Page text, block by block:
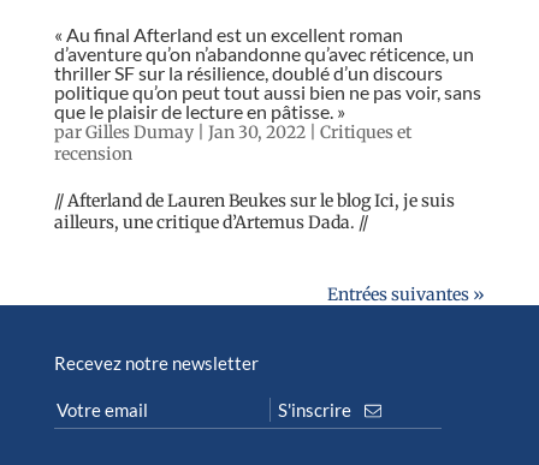
« Au final Afterland est un excellent roman
d’aventure qu’on n’abandonne qu’avec réticence, un
thriller SF sur la résilience, doublé d’un discours
politique qu’on peut tout aussi bien ne pas voir, sans
que le plaisir de lecture en pâtisse. »
parGilles Dumay| Jan 30, 2022| Critiques et
recension
// Afterland de Lauren Beukes sur le blog Ici, je suis
ailleurs, une critique d’Artemus Dada. //
Entrées suivantes »
Recevez notre newsletter